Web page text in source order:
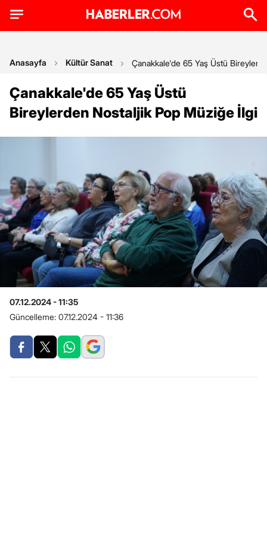
Anasayfa Kültür Sanat Çanakkale'de 65 Yaş Üstü
Çanakkale'de 65 Yaş Üstü
Bireylerden Nostaljik Pop Müziğe İlgi
07.12.2024 - 11:35
Güncelleme: 07.12.2024 - 11:36